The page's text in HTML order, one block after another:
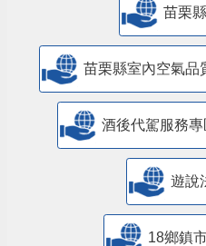
苗栗
苗栗縣室內空氣品
酒後代駕服務專
遊說
18鄉鎮